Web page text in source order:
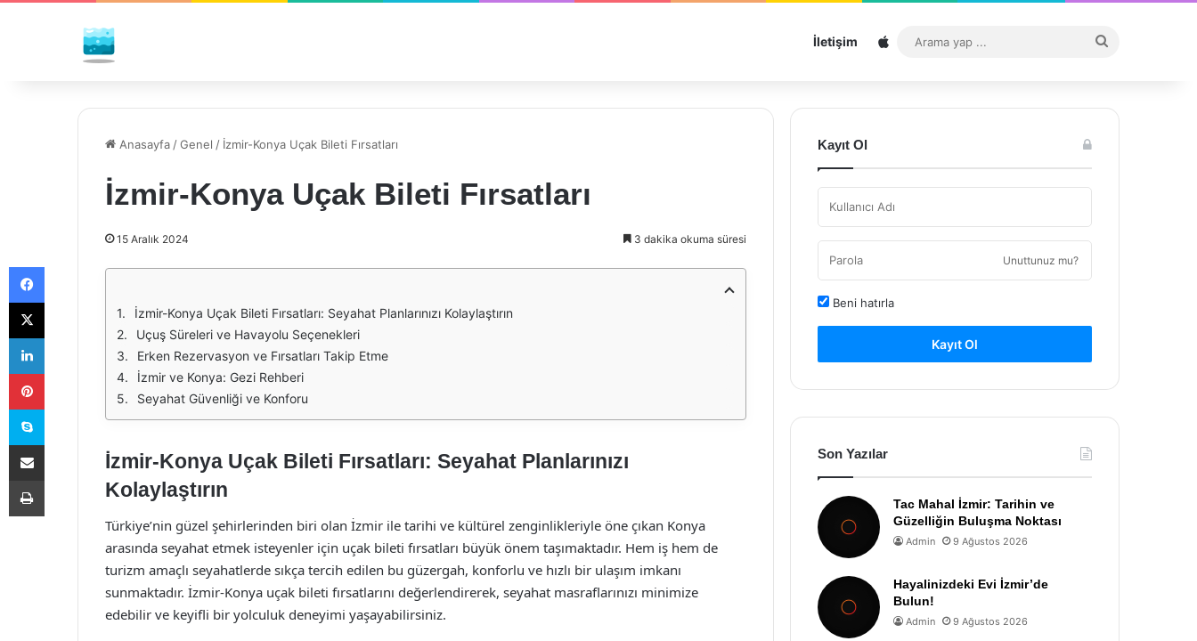
İletişim Sitemap
...
Anasayfa /Genel / İzmir-Konya Uçak Bileti Fırsatları
İzmir-Konya Uçak Bileti Fırsatları
15 Aralık 2024 3 dakika okuma süresi
İzmir-Konya Uçak Bileti Fırsatları: Seyahat Planlarınızı Kolaylaştırın
Uçuş Süreleri ve Havayolu Seçenekleri
Erken Rezervasyon ve Fırsatları Takip Etme
İzmir ve Konya: Gezi Rehberi
Seyahat Güvenliği ve Konforu
İzmir-Konya Uçak Bileti Fırsatları: Seyahat Planlarınızı
Kolaylaştırın
Türkiye’nin güzel şehirlerinden biri olan İzmir ile tarihi ve kültürel zenginlikleriyle öne çıkan Konya
arasında seyahat etmek isteyenler için uçak bileti fırsatları büyük önem taşımaktadır. Hem iş hem de
turizm amaçlı seyahatlerde sıkça tercih edilen bu güzergah, konforlu ve hızlı bir ulaşım imkanı
sunmaktadır. İzmir-Konya uçak bileti fırsatlarını değerlendirerek, seyahat masraflarınızı minimize
edebilir ve keyifli bir yolculuk deneyimi yaşayabilirsiniz.
Kayıt Ol
Unuttunuz mu?
Beni hatırla
Kayıt Ol
Son Yazılar
Tac Mahal İzmir: Tarihin ve
Güzelliğin Buluşma Noktası
Admin 9 Ağustos 2026
Hayalinizdeki Evi İzmir’de
Bulun!
Admin 9 Ağustos 2026
Facebook
X
LinkedIn
Pinterest
Skype
E-Posta ile paylaş